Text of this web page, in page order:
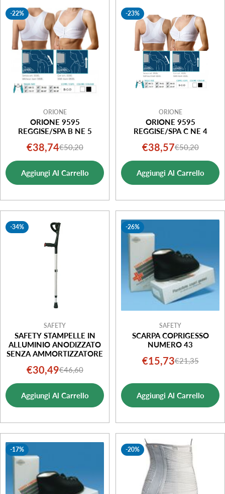
-22%
ORIONE
ORIONE 9595
REGGISE/SPA B NE 5
Prezzo
di
vendita
€38,74Prezzo
normale
€50,20
Aggiungi Al Carrello
-23%
ORIONE
ORIONE 9595
REGGISE/SPA C NE 4
Prezzo
di
vendita
€38,57Prezzo
normale
€50,20
Aggiungi Al Carrello
-34%
SAFETY
SAFETY STAMPELLE IN
ALLUMINIO ANODIZZATO
SENZA AMMORTIZZATORE
Prezzo
di
vendita
€30,49Prezzo
normale
€46,60
Aggiungi Al Carrello
-26%
SAFETY
SCARPA COPRIGESSO
NUMERO 43
Prezzo
vendita
€15,73Prezzo
€21,35
Aggiungi Al Carrello
-17% -20%